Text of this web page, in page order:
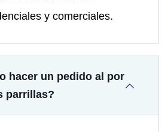
y comerciales.
hacer un pedido al por
parrillas?